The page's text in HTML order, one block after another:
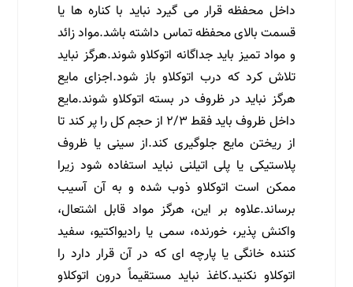
داخل محفظه قرار می گیرد نباید با کناره ها یا
قسمت بالای محفظه تماس داشته باشد.مواد زائد
و مواد تمیز باید جداگانه اتوکلاو شوند.هرگز نباید
تلاش کرد که درب اتوکلاو باز شود.اجزای مایع
هرگز نباید در ظروف در بسته اتوکلاو شوند.مایع
داخل ظروف باید فقط ۲/۳ از حجم کل را پر کند تا
از ریختن مایع جلوگیری کند.از سینی یا ظروف
پلاستیکی یا پلی اتیلنی نباید استفاده شود زیرا
ممکن است اتوکلاو ذوب شده و به آن آسیب
برساند.علاوه بر این، هرگز مواد قابل اشتعال،
واکنش پذیر، خورنده، سمی یا رادیواکتیو، سفید
کننده خانگی یا پارچه ای که در آن قرار دارد را
اتوکلاو نکنید.کاغذ نباید مستقیماً درون اتوکلاو